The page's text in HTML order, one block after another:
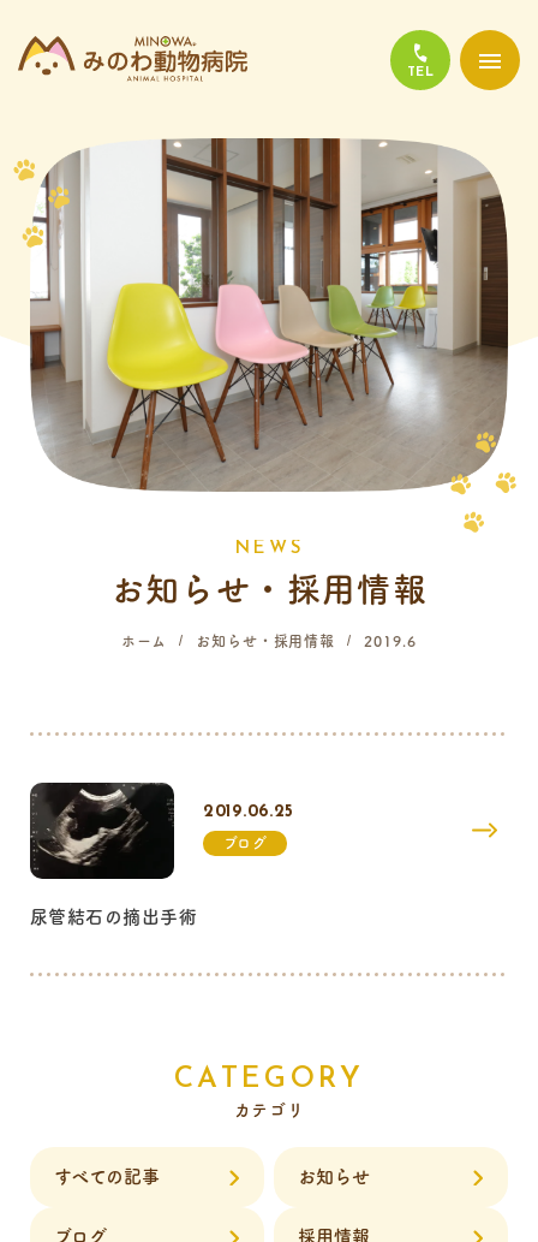
当院について
診療について
かかりやすい代表的な病気
よくある質問
058-214-4071
16:00 - 19:00
…火曜日終日・日曜日午前はご予約のみの診療となります。
N E W S
お知らせ・採用情報
ホーム お知らせ・採用情報 2019.6
2019.06.25
ブログ
尿管結石の摘出手術
CATEGORY
カテゴリ
すべての記事 お知らせ
ブログ 採用情報